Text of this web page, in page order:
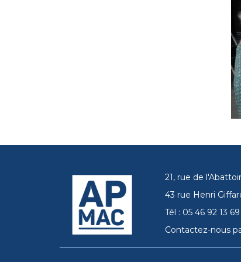
21, rue de
43 rue Henri
Tél : 05 46 92 13 69
Contactez-nous